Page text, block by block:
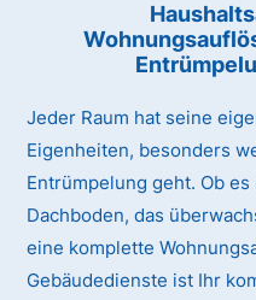
Jeder Raum hat seine
Eigenheiten, besonders
Entrümpelung geht. Ob
Dachboden, das
eine komplette
Gebäudedienste ist Ihr